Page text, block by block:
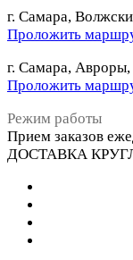
г. Самара,
Проложить
г. Самара, Авроры,
Проложить
Режим работы
Прием заказов
ДОСТАВКА